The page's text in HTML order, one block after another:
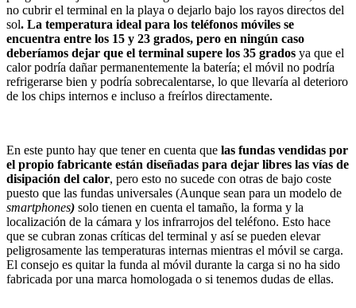
no cubrir el terminal en la playa o dejarlo bajo los rayos directos del
sol. La temperatura ideal para los teléfonos móviles se
encuentra entre los 15 y 23 grados, pero en ningún caso
deberíamos dejar que el terminal supere los 35 grados ya que el
calor podría dañar permanentemente la batería; el móvil no podría
refrigerarse bien y podría sobrecalentarse, lo que llevaría al deterioro
de los chips internos e incluso a freírlos directamente.
En este punto hay que tener en cuenta que las fundas vendidas por
el propio fabricante están diseñadas para dejar libres las vías de
disipación del calor, pero esto no sucede con otras de bajo coste
puesto que las fundas universales (Aunque sean para un modelo de
smartphones) solo tienen en cuenta el tamaño, la forma y la
localización de la cámara y los infrarrojos del teléfono. Esto hace
que se cubran zonas críticas del terminal y así se pueden elevar
peligrosamente las temperaturas internas mientras el móvil se carga.
El consejo es quitar la funda al móvil durante la carga si no ha sido
fabricada por una marca homologada o si tenemos dudas de ellas.